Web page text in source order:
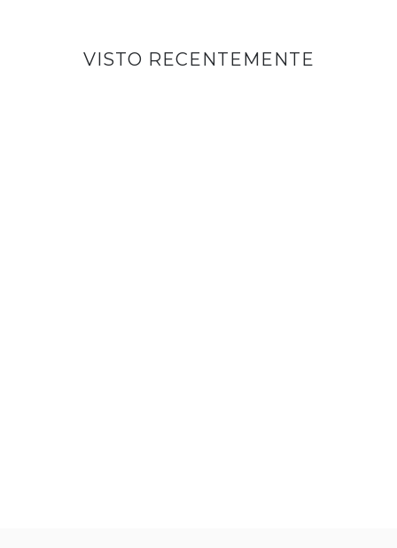
VISTO RECENTEMENTE